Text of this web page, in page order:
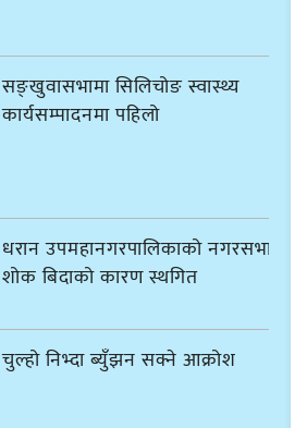
सङ्खुवासभामा सिलिचोङ स्वास्थ्य
कार्यसम्पादनमा पहिलो
धरान उपमहानगरपालिकाको नगरसभा
शोक बिदाको कारण स्थगित
चुल्हो निभ्दा ब्युँझन सक्ने आक्रोश